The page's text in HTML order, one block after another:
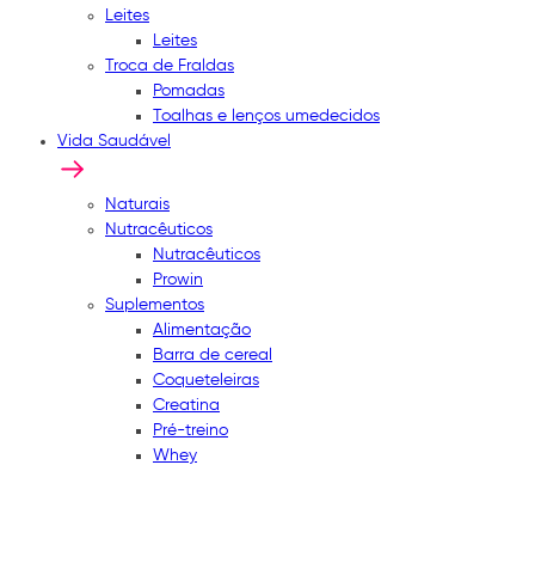
Leites
Leites
Troca de Fraldas
Pomadas
Toalhas e lenços umedecidos
Vida Saudável
Naturais
Nutracêuticos
Nutracêuticos
Prowin
Suplementos
Alimentação
Barra de cereal
Coqueteleiras
Creatina
Pré-treino
Whey